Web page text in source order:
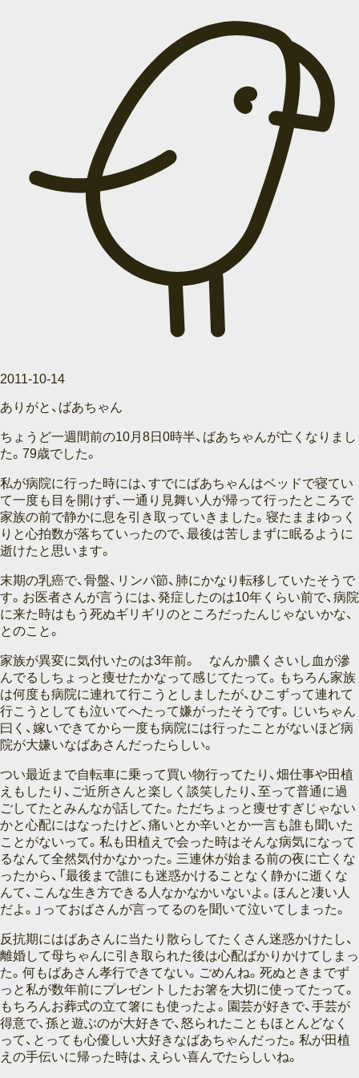
2011-10-14
ありがと、ばあちゃん
ちょうど一週間前の10月8日0時半、ばあちゃんが亡くなりまし
た。79歳でした。
私が病院に行った時には、すでにばあちゃんはベッドで寝てい
て一度も目を開けず、一通り見舞い人が帰って行ったところで
家族の前で静かに息を引き取っていきました。寝たままゆっく
りと心拍数が落ちていったので、最後は苦しまずに眠るように
逝けたと思います。
末期の乳癌で、骨盤、リンパ節、肺にかなり転移していたそうで
す。お医者さんが言うには、発症したのは10年くらい前で、病院
に来た時はもう死ぬギリギリのところだったんじゃないかな、
とのこと。
家族が異変に気付いたのは3年前。 なんか膿くさいし血が滲
んでるしちょっと痩せたかなって感じてたって。もちろん家族
は何度も病院に連れて行こうとしましたが、ひこずって連れて
行こうとしても泣いてへたって嫌がったそうです。じいちゃん
曰く、嫁いできてから一度も病院には行ったことがないほど病
院が大嫌いなばあさんだったらしい。
つい最近まで自転車に乗って買い物行ってたり、畑仕事や田植
えもしたり、ご近所さんと楽しく談笑したり、至って普通に過
ごしてたとみんなが話してた。ただちょっと痩せすぎじゃない
かと心配にはなったけど、痛いとか辛いとか一言も誰も聞いた
ことがないって。私も田植えで会った時はそんな病気になって
るなんて全然気付かなかった。三連休が始まる前の夜に亡くな
ったから、「最後まで誰にも迷惑かけることなく静かに逝くな
んて、こんな生き方できる人なかなかいないよ。ほんと凄い人
だよ。」っておばさんが言ってるのを聞いて泣いてしまった。
反抗期にはばあさんに当たり散らしてたくさん迷惑かけたし、
離婚して母ちゃんに引き取られた後は心配ばかりかけてしまっ
た。何もばあさん孝行できてない。ごめんね。死ぬときまでず
っと私が数年前にプレゼントしたお箸を大切に使ってたって。
もちろんお葬式の立て箸にも使ったよ。園芸が好きで、手芸が
得意で、孫と遊ぶのが大好きで、怒られたこともほとんどなく
って、とっても心優しい大好きなばあちゃんだった。私が田植
えの手伝いに帰った時は、えらい喜んでたらしいね。